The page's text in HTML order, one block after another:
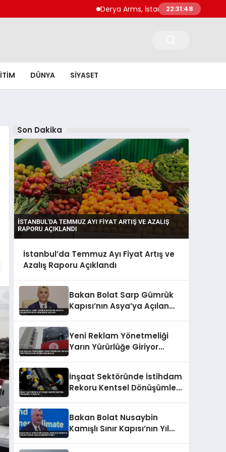
Derya Arms, İstanbul Prohunt 2026’da
22:31:49
DÜNYA SIYASET
Son Dakika
İstanbul’da Temmuz Ayı Fiyat Artış ve
Azalış Raporu Açıklandı
Bakan Bolat Sarp Gümrük
Kapısı’nın Asya’ya Açılan
Yeni Reklam Yönetmeliği
Yarın Yürürlüğe Giriyor
İnşaat Sektöründe İstihdam
Rekoru Kentsel Dönüşümle
Bakan Bolat Nusaybin
Kamışlı Sınır Kapısı’nın Yıl